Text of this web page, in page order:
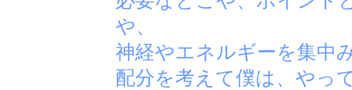
や、
神経やエネルギーを集中
配分を考えて僕は、やっ